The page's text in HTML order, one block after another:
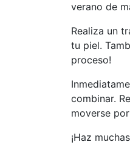
verano de
Realiza un
tu piel.
proceso!
combinar.
moverse
¡Haz